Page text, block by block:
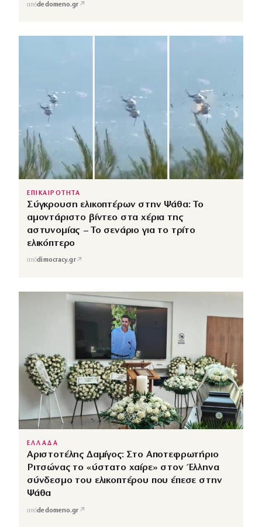
απόdedomeno.gr ↗
ΕΠΙΚΑΙΡΟΤΗΤΑ
Σύγκρουση ελικοπτέρων στην Ψάθα: Το
αμοντάριστο βίντεο στα χέρια της
αστυνομίας – Το σενάριο για το τρίτο
ελικόπτερο
απόdimocracy.gr↗
ΕΛΛΑΔΑ
Αριστοτέλης Δαμίγος: Στο Αποτεφρωτήριο
Ριτσώνας το «ύστατο χαίρε» στον Έλληνα
σύνδεσμο του ελικοπτέρου που έπεσε στην
Ψάθα
απόdedomeno.gr ↗